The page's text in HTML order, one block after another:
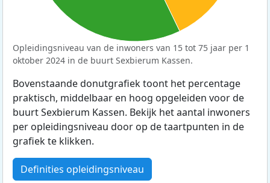
Opleidingsniveau van de inwoners van 15 tot 75 jaar per 1
oktober 2024 in de buurt Sexbierum Kassen.
Bovenstaande donutgrafiek toont het percentage
praktisch, middelbaar en hoog opgeleiden voor de
buurt Sexbierum Kassen. Bekijk het aantal inwoners
per opleidingsniveau door op de taartpunten in de
grafiek te klikken.
Definities opleidingsniveau